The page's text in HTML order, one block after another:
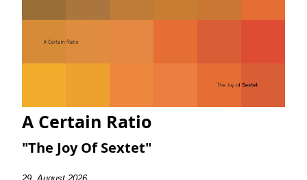
A Certain Ratio
"The Joy Of Sextet"
29. August 2026